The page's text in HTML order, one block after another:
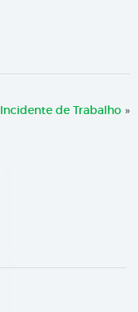
Incidente de Trabalho »